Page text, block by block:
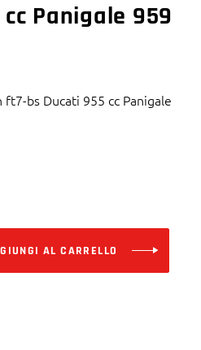
Panigale 959
bs Ducati 955 cc Panigale
AL CARRELLO